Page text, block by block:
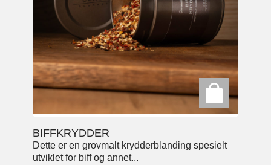
BIFFKRYDDER
Dette er en grovmalt krydderblanding spesielt
utviklet for biff og annet...